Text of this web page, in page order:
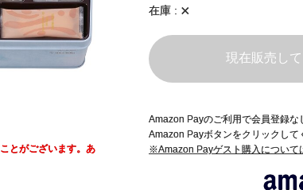
とがございます。あ
在庫 ×
現在販売し
Amazon Payのご利用で会員登録
Amazon Payボタンをクリックして
※Amazon Payゲスト購入について